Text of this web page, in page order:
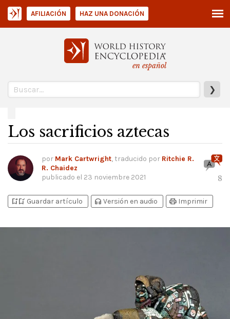
en español
❯
AFILIACIÓN HAZ UNA DONACIÓN
Los sacrificios aztecas
por Mark Cartwright, traducido por Ritchie R.
R. Chaidez
publicado el 23 noviembre 2021 8
bookmark_addbookmark_added Guardar artículo headphones Versión en audio print Imprimir